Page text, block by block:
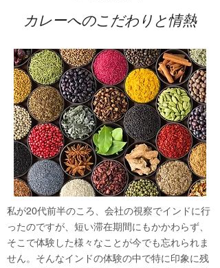
カレーへのこだわりと情熱
私が20代前半のころ、会社の視察でインドに行
ったのですが、短い滞在期間にもかかわらず、
そこで体験した様々なことが今でも忘れられま
せん。​そんなインドの体験の中で特に印象に残